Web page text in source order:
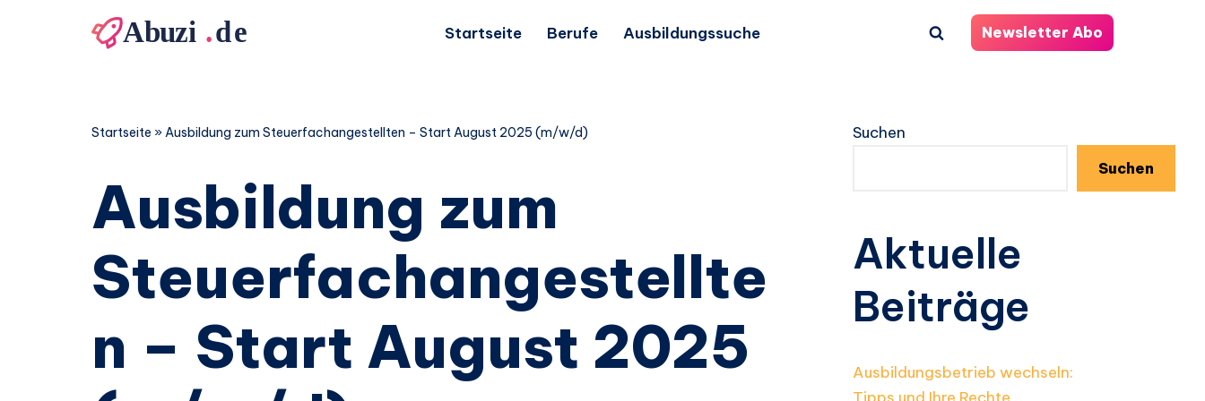
Startseite Berufe Ausbildungssuche Newsletter Abo
Startseite »Ausbildung zum Steuerfachangestellten – Start August 2025 (m/w/d)
Ausbildung zum
Steuerfachangestellte
n – Start August 2025
Suchen
Suchen
Aktuelle
Beiträge
Ausbildungsbetrieb wechseln: